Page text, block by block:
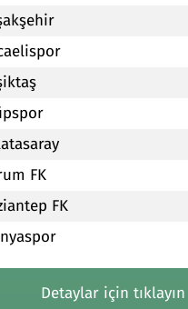
FK
FK
Detaylar için tıklayın